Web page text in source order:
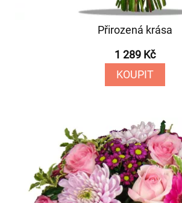
Přirozená krása
1 289 Kč
KOUPIT